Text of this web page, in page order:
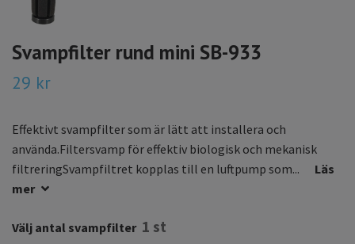
Svampfilter rund mini SB-933
29 kr
Effektivt svampfilter som är lätt att installera och
använda.Filtersvamp för effektiv biologisk och mekanisk
filtreringSvampfiltret kopplas till en luftpump som...
Läs
mer
Välj antal svampfilter 1 st